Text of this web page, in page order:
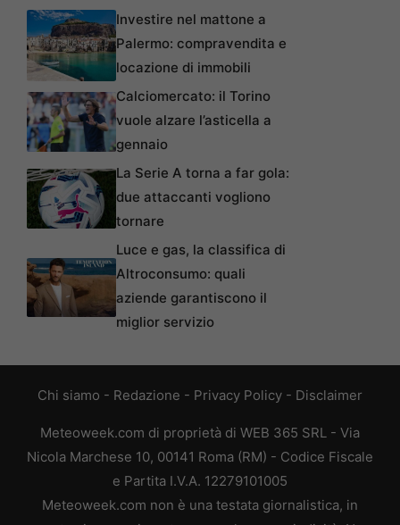
Investire nel mattone a
Palermo: compravendita e
locazione di immobili
Calciomercato: il Torino
vuole alzare l’asticella a
gennaio
La Serie A torna a far gola:
due attaccanti vogliono
tornare
Luce e gas, la classifica di
Altroconsumo: quali
aziende garantiscono il
miglior servizio
Chi siamo - Redazione - Privacy Policy - Disclaimer
Meteoweek.com di proprietà di WEB 365 SRL - Via
Nicola Marchese 10, 00141 Roma (RM) - Codice Fiscale
e Partita I.V.A. 12279101005
Meteoweek.com non è una testata giornalistica, in